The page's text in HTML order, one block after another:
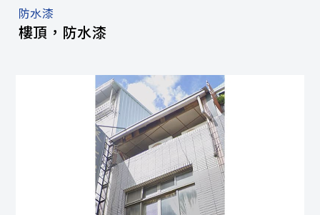
防水漆
樓頂，防水漆